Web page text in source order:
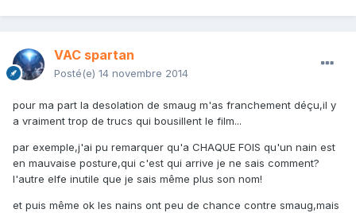
VAC spartan
Posté(e) 14 novembre 2014
pour ma part la desolation de smaug m'as franchement déçu,il y
a vraiment trop de trucs qui bousillent le film...
par exemple,j'ai pu remarquer qu'a CHAQUE FOIS qu'un nain est
en mauvaise posture,qui c'est qui arrive je ne sais comment?
l'autre elfe inutile que je sais même plus son nom!
et puis même ok les nains ont peu de chance contre smaug,mais